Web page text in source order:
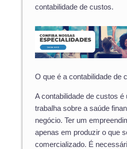
contabilidade de custos.
O que é a contabilidade de
A contabilidade de custos é
trabalha sobre a saúde
negócio. Ter um
apenas em produzir o que
comercializado. É